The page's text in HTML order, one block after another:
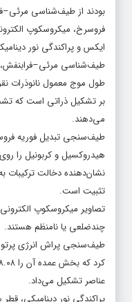
بودند از طیف‌شناسی
فروسرخ، میکروسکوپ
ایکس و پراکندگی نور
طول موج معمول نانوذرات
بر تشکیل ذراتی است که
می‌دهند.
طیف‌سنجی تبدیل فوریه
هیدروکسیل و کربونیل را
نشان‌دهنده دخالت
تثبیت است.
تصاویر میکروسکوپ
چندضلعی یا نامنظم هستند.
طیف‌سنجی پراش انرژی پرتو
عناصر تشکیل می‌داد.